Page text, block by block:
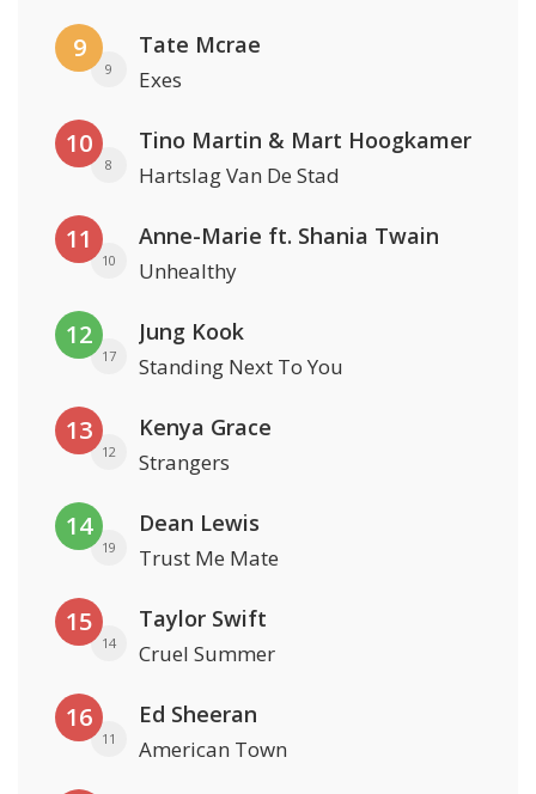
9
9
Tate Mcrae
Exes
10
8
Tino Martin & Mart Hoogkamer
Hartslag Van De Stad
11
10
Anne-Marie ft. Shania Twain
Unhealthy
12
17
Jung Kook
Standing Next To You
13
12
Kenya Grace
Strangers
14
19
Dean Lewis
Trust Me Mate
15
14
Taylor Swift
Cruel Summer
16
11
Ed Sheeran
American Town